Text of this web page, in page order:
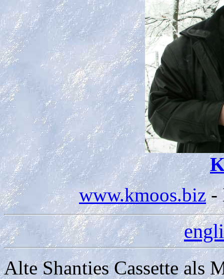
www.kmoos.biz-
Alte Shanties Cassette als